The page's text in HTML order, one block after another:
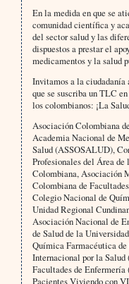
En la medida en que se
comunidad científica y
del sector salud y las
dispuestos a prestar el
medicamentos y la salud
Invitamos a la ciudadanía
que se suscriba un TLC
los colombianos: ¡La
Asociación Colombiana
Academia Nacional de
Salud (ASSOSALUD),
Profesionales del Área
Colombiana, Asociación
Colombiana de
Colegio Nacional de
Unidad Regional
Asociación Nacional de
de Salud de la
Química Farmacéutica
Internacional por la
Facultades de
Pacientes Viviendo con